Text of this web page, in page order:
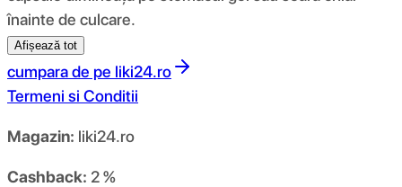
înainte de culcare.
Afișează tot
cumpara de pe liki24.ro
Termeni si Conditii
Magazin: liki24.ro
Cashback: 2 %